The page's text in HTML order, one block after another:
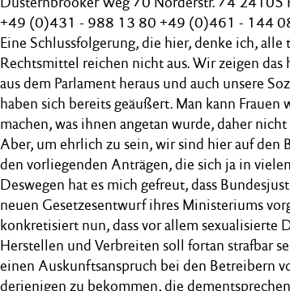
+49 (0)431 - 988 13 80 +49 (0)461 - 144
Eine Schlussfolgerung, die hier, denke ich,
Rechtsmittel reichen nicht aus. Wir zeigen das
aus dem Parlament heraus und auch unsere
haben sich bereits geäußert. Man kann
machen, was ihnen angetan wurde, daher
Aber, um ehrlich zu sein, wir sind hier auf den
den vorliegenden Anträgen, die sich ja in
Deswegen hat es mich gefreut, dass
neuen Gesetzesentwurf ihres Ministeriums
konkretisiert nun, dass vor allem sexualisierte
Herstellen und Verbreiten soll fortan strafbar
einen Auskunftsanspruch bei den Betreibern
derjenigen zu bekommen, die